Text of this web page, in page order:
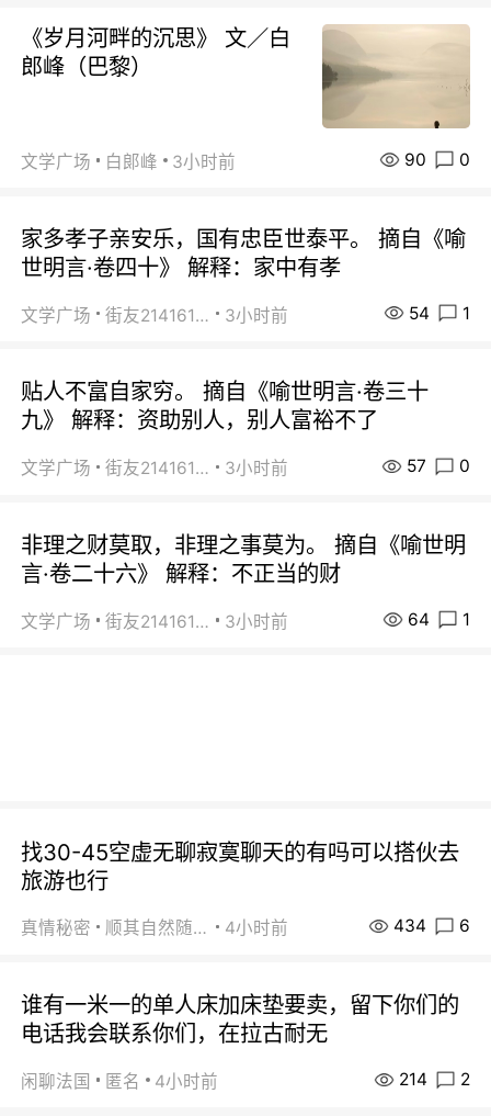
《岁月河畔的沉思》 文／白
郎峰（巴黎）
文学广场 白郞峰 3小时前 90 0
家多孝子亲安乐，国有忠臣世泰平。 摘自《喻
世明言·卷四十》 解释：家中有孝
文学广场 街友21416156 3小时前 54 1
贴人不富自家穷。 摘自《喻世明言·卷三十
九》 解释：资助别人，别人富裕不了
文学广场 街友21416156 3小时前 57 0
非理之财莫取，非理之事莫为。 摘自《喻世明
言·卷二十六》 解释：不正当的财
文学广场 街友21416156 3小时前 64 1
找30-45空虚无聊寂寞聊天的有吗可以搭伙去
旅游也行
真情秘密 顺其自然随缘 4小时前 434 6
谁有一米一的单人床加床垫要卖，留下你们的
电话我会联系你们，在拉古耐无
闲聊法国 匿名 4小时前 214 2